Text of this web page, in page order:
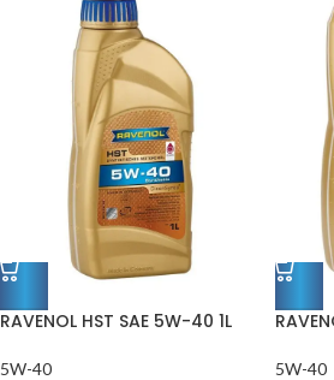
RAVENOL HST SAE 5W-40 1L
5W-40
5W-40